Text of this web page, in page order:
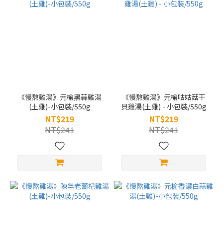
《慢熬雞湯》元榆黑蒜雞湯
(土雞)-小包裝/550g
NT$219
NT$241
《慢熬雞湯》元榆咕姑菇干
貝雞湯(土雞) - 小包裝/550g
NT$219
NT$241